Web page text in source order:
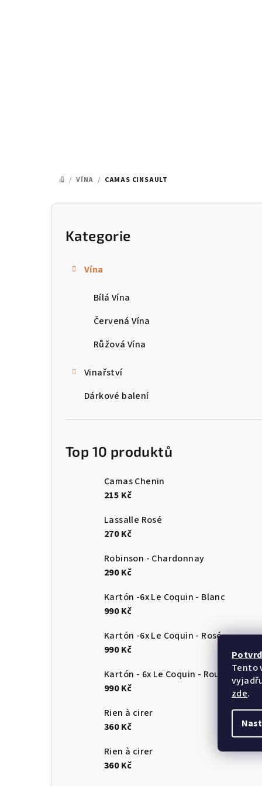
Tento
zde.
DOMŮ
/ VÍNA / CAMAS CINSAULT
P
Přeskočit
kategorie
Kategorie
Vína
Bílá Vína
Červená Vína
Růžová Vína
Vinařství
Dárkové balení
Top 10 produktů
Camas Chenin
215 Kč
Lassalle Rosé
270 Kč
Robinson - Chardonnay
290 Kč
Kartón -6x Le Coquin - Blanc
990 Kč
Kartón -6x Le Coquin - Rosé
990 Kč
Kartón - 6x Le Coquin - Rouge
990 Kč
Rien à cirer
360 Kč
Rien à cirer
360 Kč